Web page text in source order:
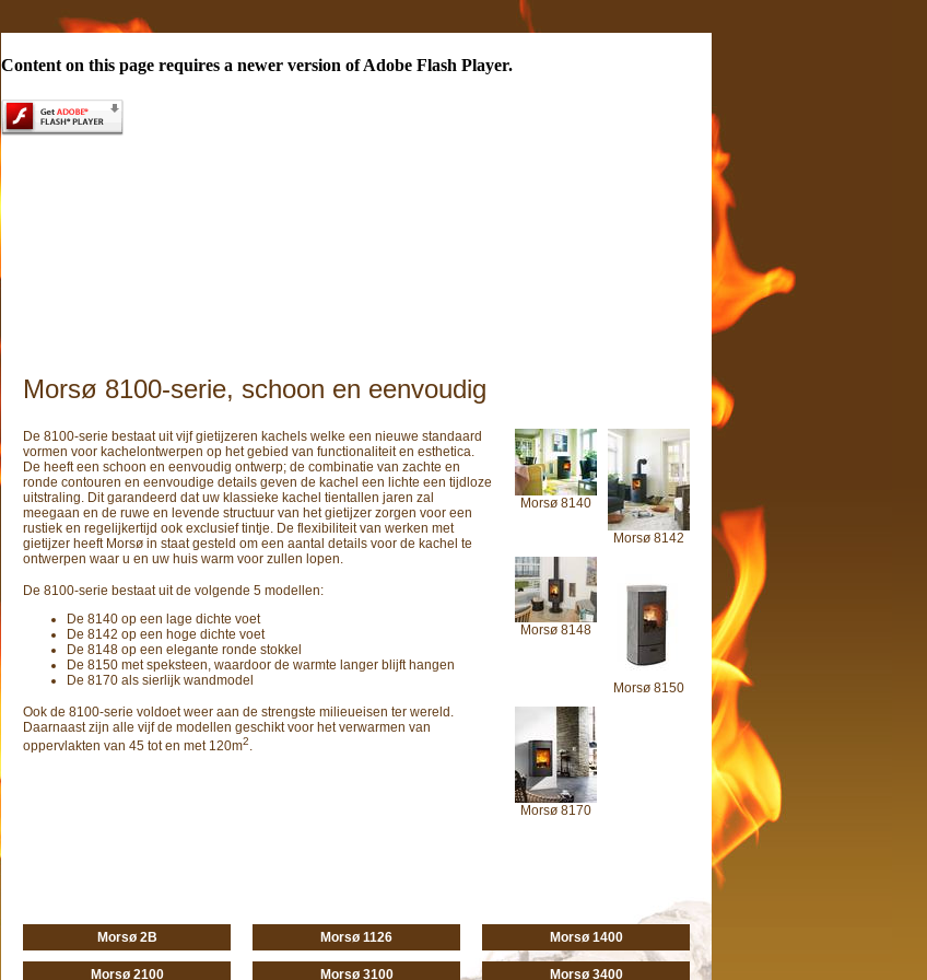
Content on this page requires a newer version of Adobe Flash Player.
Morsø 8100-serie, schoon en eenvoudig
Morsø 8140
Morsø 8142
Morsø 8148
Morsø 8150
Morsø 8170
De 8100-serie bestaat uit vijf gietijzeren kachels welke een nieuwe standaard
vormen voor kachelontwerpen op het gebied van functionaliteit en esthetica.
De heeft een schoon en eenvoudig ontwerp; de combinatie van zachte en
ronde contouren en eenvoudige details geven de kachel een lichte een tijdloze
uitstraling. Dit garandeerd dat uw klassieke kachel tientallen jaren zal
meegaan en de ruwe en levende structuur van het gietijzer zorgen voor een
rustiek en regelijkertijd ook exclusief tintje. De flexibiliteit van werken met
gietijzer heeft Morsø in staat gesteld om een aantal details voor de kachel te
ontwerpen waar u en uw huis warm voor zullen lopen.
De 8100-serie bestaat uit de volgende 5 modellen:
De 8140 op een lage dichte voet
De 8142 op een hoge dichte voet
De 8148 op een elegante ronde stokkel
De 8150 met speksteen, waardoor de warmte langer blijft hangen
De 8170 als sierlijk wandmodel
Ook de 8100-serie voldoet weer aan de strengste milieueisen ter wereld.
Daarnaast zijn alle vijf de modellen geschikt voor het verwarmen van
oppervlakten van 45 tot en met 120m2.
Morsø 2B Morsø 1126 Morsø 1400
Morsø 2100 Morsø 3100 Morsø 3400